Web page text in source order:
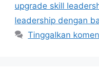
upgrade skill
leadership dengan
Tinggalkan